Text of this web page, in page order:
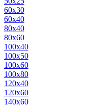
60х30
60х40
80х40
80х60
100х40
100х50
100х60
100х80
120х40
120х60
140х60